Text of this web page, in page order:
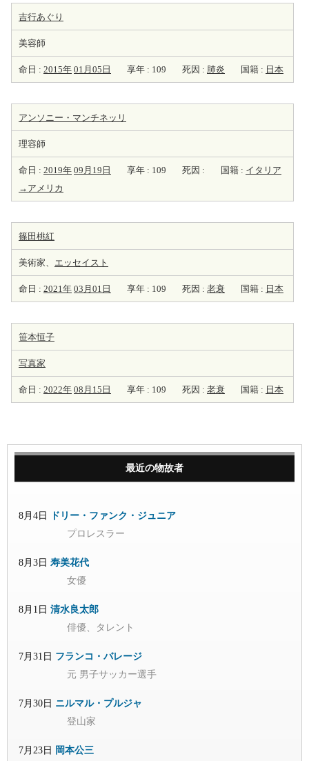
吉行あぐり
美容師
命日 : 2015年 01月05日 享年 : 109 死因 : 肺炎 国籍 : 日本
アンソニー・マンチネッリ
理容師
命日 : 2019年 09月19日 享年 : 109 死因 : 国籍 : イタリア
→アメリカ
篠田桃紅
美術家、 エッセイスト
命日 : 2021年 03月01日 享年 : 109 死因 : 老衰 国籍 : 日本
笹本恒子
写真家
命日 : 2022年 08月15日 享年 : 109 死因 : 老衰 国籍 : 日本
最近の物故者
8月4日
ドリー・ファンク・ジュニア
プロレスラー
8月3日 寿美花代
女優
8月1日 清水良太郎
俳優、タレント
7月31日 フランコ・バレージ
元 男子サッカー選手
7月30日 ニルマル・プルジャ
登山家
7月23日 岡本公三